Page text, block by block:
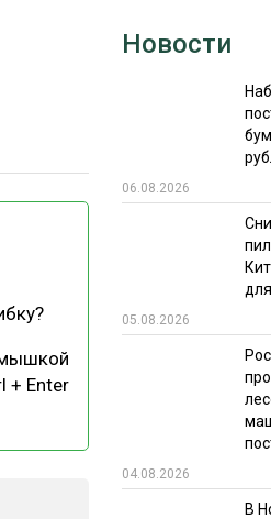
WOODEX-2021
СУШКА ДРЕВЕСИНЫ
ИТОГИ МЕРОПРИЯТИЙ
+ Enter
Новости
06.08.2026
05.08.2026
04.08.2026
В